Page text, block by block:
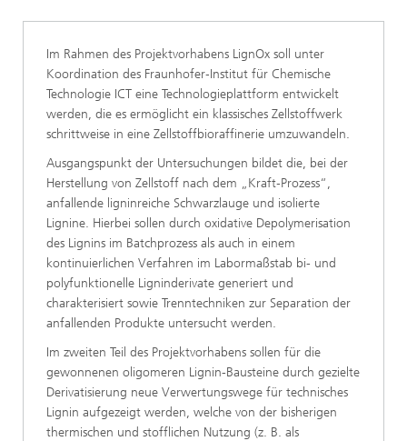
Im Rahmen des Projektvorhabens LignOx soll unter
Koordination des Fraunhofer‑Institut für Chemische
Technologie ICT eine Technologieplattform entwickelt
werden, die es ermöglicht ein klassisches Zellstoffwerk
schrittweise in eine Zellstoffbioraffinerie umzuwandeln.
Ausgangspunkt der Untersuchungen bildet die, bei der
Herstellung von Zellstoff nach dem „Kraft‑Prozess“,
anfallende ligninreiche Schwarzlauge und isolierte
Lignine. Hierbei sollen durch oxidative Depolymerisation
des Lignins im Batchprozess als auch in einem
kontinuierlichen Verfahren im Labormaßstab bi- und
polyfunktionelle Ligninderivate generiert und
charakterisiert sowie Trenntechniken zur Separation der
anfallenden Produkte untersucht werden.
Im zweiten Teil des Projektvorhabens sollen für die
gewonnenen oligomeren Lignin-Bausteine durch gezielte
Derivatisierung neue Verwertungswege für technisches
Lignin aufgezeigt werden, welche von der bisherigen
thermischen und stofflichen Nutzung (z. B. als